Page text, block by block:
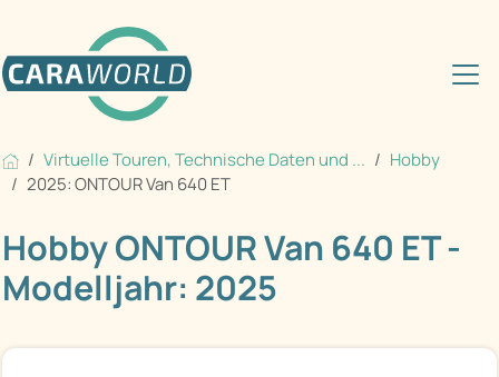
Virtuelle Touren, Technische Daten und ...
Hobby
2025: ONTOUR Van 640 ET
Hobby ONTOUR Van 640 ET -
Modelljahr: 2025